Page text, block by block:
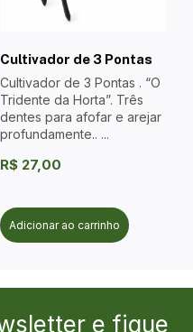
Cultivador de 3 Pontas
Cultivador de 3 Pontas . “O
Tridente da Horta”. Três
dentes para afofar e arejar
profundamente.. ...
R$ 27,00
Adicionar ao carrinho
e fique